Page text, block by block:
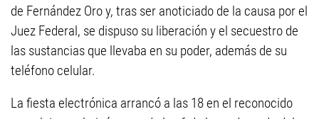
de Fernández Oro y, tras ser anoticiado de la causa por el
Juez Federal, se dispuso su liberación y el secuestro de
las sustancias que llevaba en su poder, además de su
teléfono celular.
La fiesta electrónica arrancó a las 18 en el reconocido